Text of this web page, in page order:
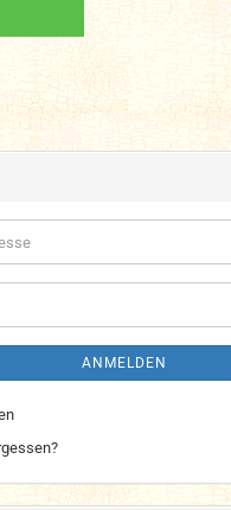
ANMELDEN